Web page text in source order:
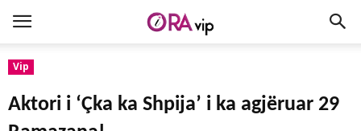
Vip
Aktori i ‘Çka ka Shpija’ i ka agjëruar 29